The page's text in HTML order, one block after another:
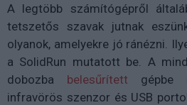
A legtöbb számítógépről
tetszetős szavak jutnak
olyanok, amelyekre jó ránézni.
a SolidRun mutatott be. A
dobozba belesűrített gépbe
infravörös szenzor és USB